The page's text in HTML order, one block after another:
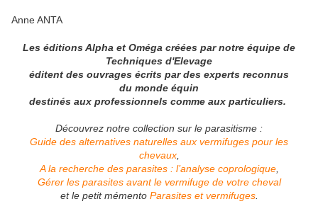
Anne ANTA
Les éditions Alpha et Oméga créées par notre équipe de
Techniques d'Elevage
éditent des ouvrages écrits par des experts reconnus
du monde équin
destinés aux professionnels comme aux particuliers.
Découvrez notre collection sur le parasitisme :
Guide des alternatives naturelles aux vermifuges pour les
chevaux,
A la recherche des parasites : l’analyse coprologique,
Gérer les parasites avant le vermifuge de votre cheval
et le petit mémento Parasites et vermifuges.